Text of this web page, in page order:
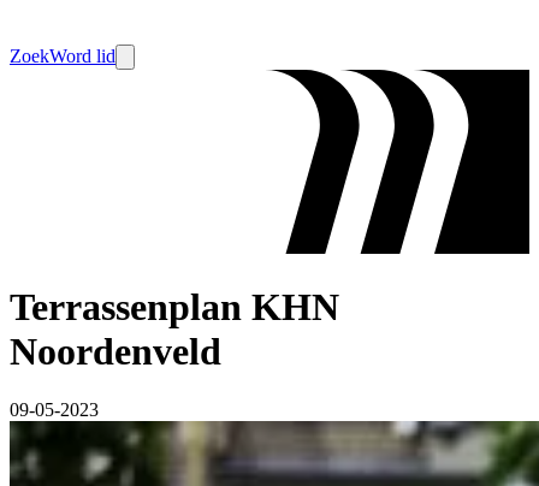
ZoekWord lid
Terrassenplan KHN
Noordenveld
09-05-2023